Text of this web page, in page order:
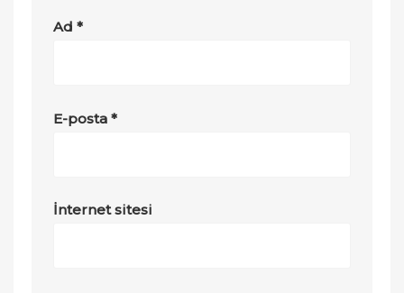
Ad*
E-posta*
İnternet sitesi